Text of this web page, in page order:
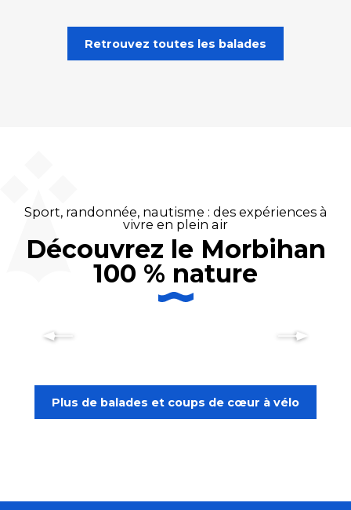
Retrouvez toutes les balades
Sport, randonnée, nautisme : des expériences à
vivre en plein air
Découvrez le Morbihan
100 % nature
Découvrir le Morbihan à vélo
Plus de balades et coups de cœur à vélo